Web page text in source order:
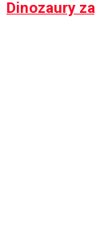
Dinozaury